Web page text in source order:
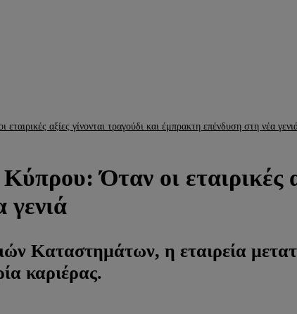
αξίες γίνονται τραγούδι και έμπρακτη επένδυση στη νέα
Όταν οι εταιρικές
γενιά
Καταστημάτων, η εταιρεία
καριέρας.